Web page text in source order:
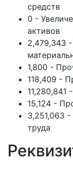
средств
0 -
активов
2,479,343
1,800 -
118,409 -
11,280,841
15,124 -
3,251,063
труда